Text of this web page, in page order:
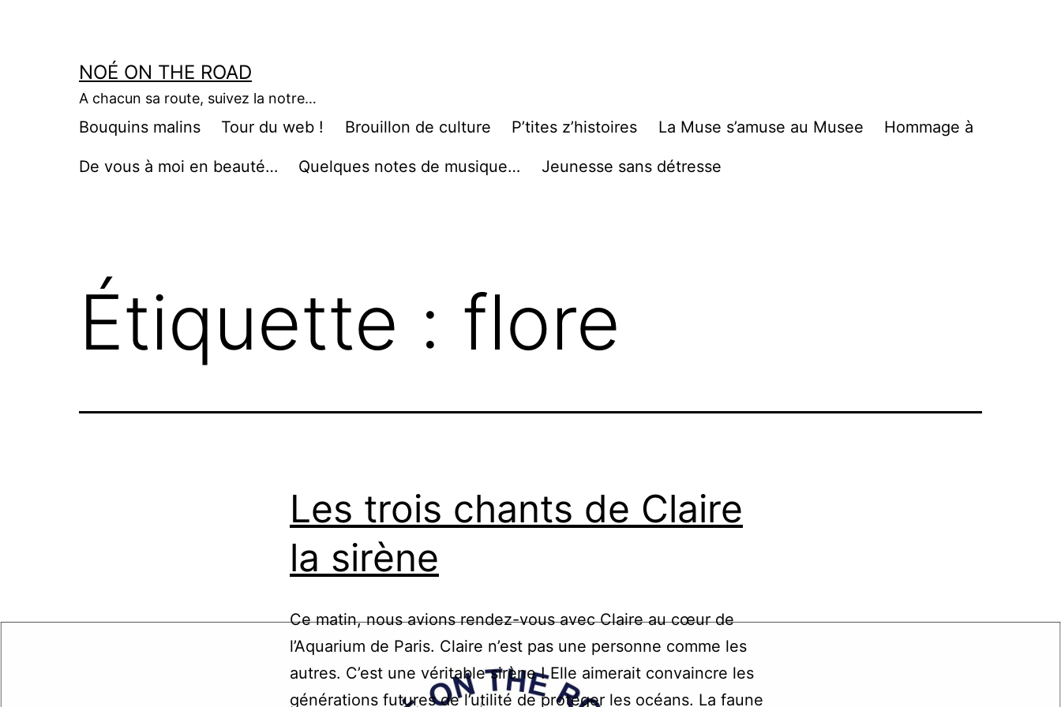
NOÉ ON THE ROAD
A chacun sa route, suivez la notre…
Bouquins malins Tour du web ! Brouillon de culture P’tites z’histoires La Muse s’amuse au Musee Hommage à
De vous à moi en beauté… Quelques notes de musique… Jeunesse sans détresse
Étiquette : flore
Les trois chants de Claire
la sirène
Ce matin, nous avions rendez-vous avec Claire au cœur de
l’Aquarium de Paris. Claire n’est pas une personne comme les
autres. C’est une véritable sirène ! Elle aimerait convaincre les
générations futures de l’utilité de protéger les océans. La faune